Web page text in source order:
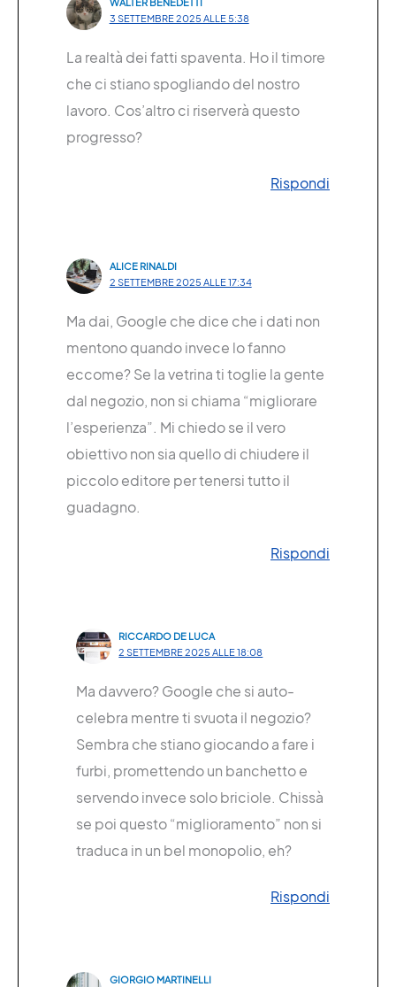
3 SETTEMBRE 2025 ALLE 5:38
La realtà dei fatti spaventa. Ho il timore
che ci stiano spogliando del nostro
lavoro. Cos’altro ci riserverà questo
progresso?
Rispondi
ALICE RINALDI
2 SETTEMBRE 2025 ALLE 17:34
Ma dai, Google che dice che i dati non
mentono quando invece lo fanno
eccome? Se la vetrina ti toglie la gente
dal negozio, non si chiama “migliorare
l’esperienza”. Mi chiedo se il vero
obiettivo non sia quello di chiudere il
piccolo editore per tenersi tutto il
guadagno.
Rispondi
RICCARDO DE LUCA
2 SETTEMBRE 2025 ALLE 18:08
Ma davvero? Google che si auto-
celebra mentre ti svuota il negozio?
Sembra che stiano giocando a fare i
furbi, promettendo un banchetto e
servendo invece solo briciole. Chissà
se poi questo “miglioramento” non si
traduca in un bel monopolio, eh?
Rispondi
GIORGIO MARTINELLI